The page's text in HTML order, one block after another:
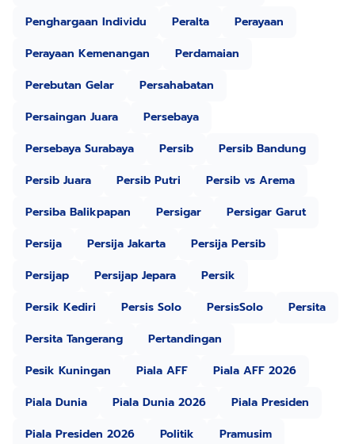
Penghargaan Individu
Peralta
Perayaan
Perayaan Kemenangan
Perdamaian
Perebutan Gelar
Persahabatan
Persaingan Juara
Persebaya
Persebaya Surabaya
Persib
Persib Bandung
Persib Juara
Persib Putri
Persib vs Arema
Persiba Balikpapan
Persigar
Persigar Garut
Persija
Persija Jakarta
Persija Persib
Persijap
Persijap Jepara
Persik
Persik Kediri
Persis Solo PersisSolo
Persita
Persita Tangerang
Pertandingan
Pesik Kuningan
Piala AFF
Piala AFF 2026
Piala Dunia
Piala Dunia 2026
Piala Presiden
Piala Presiden 2026
Politik
Pramusim